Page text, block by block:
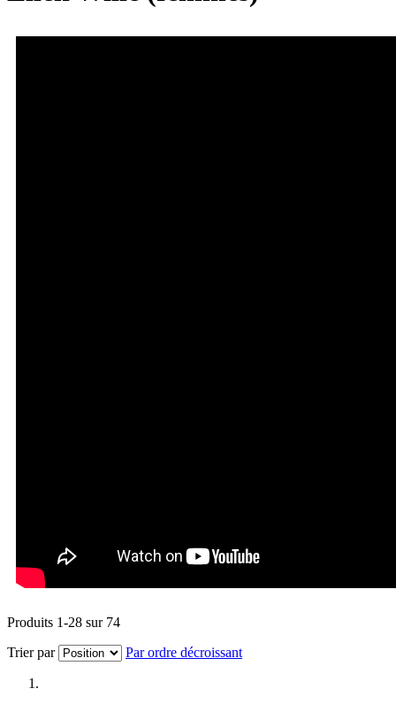
Produits 1-28 sur 74
Trier par
Par ordre décroissant